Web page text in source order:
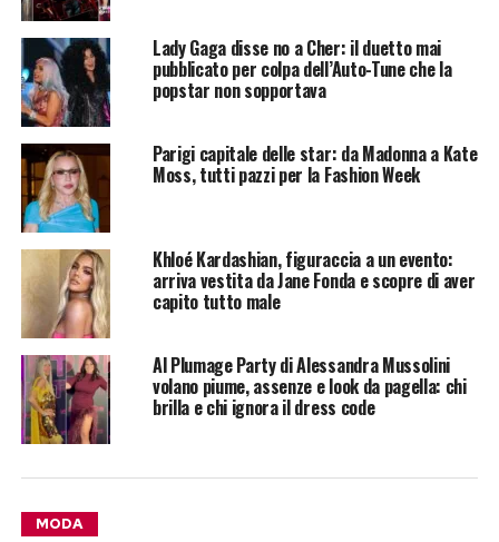
Lady Gaga disse no a Cher: il duetto mai
pubblicato per colpa dell’Auto-Tune che la
popstar non sopportava
Parigi capitale delle star: da Madonna a Kate
Moss, tutti pazzi per la Fashion Week
Khloé Kardashian, figuraccia a un evento:
arriva vestita da Jane Fonda e scopre di aver
capito tutto male
Al Plumage Party di Alessandra Mussolini
volano piume, assenze e look da pagella: chi
brilla e chi ignora il dress code
MODA